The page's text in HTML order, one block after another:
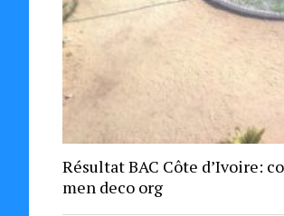
Résultat BAC Côte d’Ivoire:
men deco org